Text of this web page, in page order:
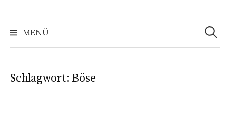
MENÜ
Suchen
nach:
Schlagwort: Böse